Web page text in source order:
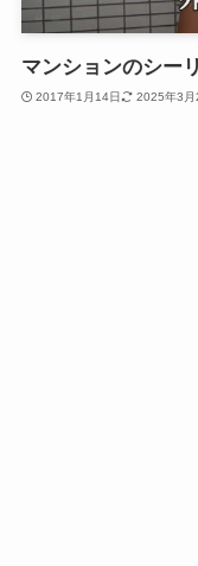
マンションのシー
2017年1月14日 2025年3月